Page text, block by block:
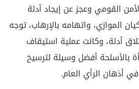
القومي وعجز عن إيجاد أدلة
الموازي، واتهامه بالإرهاب، توجه
أدلة، وكانت عملية استيقاف
بالأسلحة أفضل وسيلة لترسيخ
أذهان الرأي العام.